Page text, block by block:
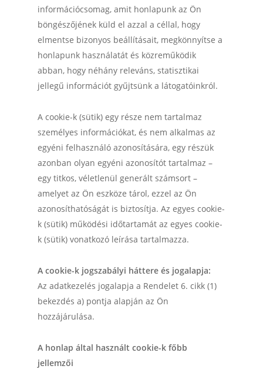
információcsomag, amit honlapunk az Ön
böngészőjének küld el azzal a céllal, hogy
elmentse bizonyos beállításait, megkönnyítse a
honlapunk használatát és közreműködik
abban, hogy néhány releváns, statisztikai
jellegű információt gyűjtsünk a látogatóinkról.
A cookie-k (sütik) egy része nem tartalmaz
személyes információkat, és nem alkalmas az
egyéni felhasználó azonosítására, egy részük
azonban olyan egyéni azonosítót tartalmaz –
egy titkos, véletlenül generált számsort –
amelyet az Ön eszköze tárol, ezzel az Ön
azonosíthatóságát is biztosítja. Az egyes cookie-
k (sütik) működési időtartamát az egyes cookie-
k (sütik) vonatkozó leírása tartalmazza.
A cookie-k jogszabályi háttere és jogalapja:
Az adatkezelés jogalapja a Rendelet 6. cikk (1)
bekezdés a) pontja alapján az Ön
hozzájárulása.
A honlap által használt cookie-k főbb
jellemzői